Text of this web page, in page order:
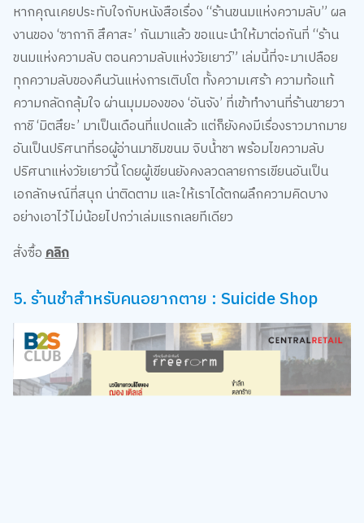
หากคุณเคยประทับใจกับหนังสือเรื่อง “ร้านขนมแห่งความลับ” ผล
งานของ ‘ซากากิ สึคาสะ’ กันมาแล้ว ขอแนะนำให้มาต่อกันที่ “ร้าน
ขนมแห่งความลับ ตอนความลับแห่งวัยเยาว์” เล่มนี้ที่จะมาเปลือย
ทุกความลับของคืนวันแห่งการเติบโต ทั้งความเศร้า ความท้อแท้
ความกลัดกลุ้มใจ ผ่านมุมมองของ ‘อันจัง’ ที่เข้าทำงานที่ร้านขายวา
กาชิ ‘มิตสึยะ’ มาเป็นเดือนที่แปดแล้ว แต่ก็ยังคงมีเรื่องราวมากมาย
อันเป็นปริศนาที่รอผู้อ่านมาชิมขนม จิบน้ำชา พร้อมไขความลับ
ปริศนาแห่งวัยเยาว์นี้ โดยผู้เขียนยังคงลวดลายการเขียนอันเป็น
เอกลักษณ์ที่สนุก น่าติดตาม และให้เราได้ตกผลึกความคิดบาง
อย่างเอาไว้ไม่น้อยไปกว่าเล่มแรกเลยทีเดียว
สั่งซื้อคลิก
5. ร้านชำสำหรับคนอยากตาย : Suicide Shop